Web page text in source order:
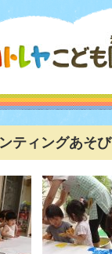
ティングあそび